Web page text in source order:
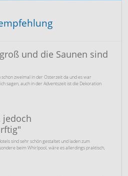
und die Saunen sind
zweimal in der Osterzeit da und es war
sagen, auch in der Adventszeit ist die Dekoration
jedoch
"
sind sehr schön gestaltet und laden zum
beim Whirlpool, wäre es allerdings praktisch,